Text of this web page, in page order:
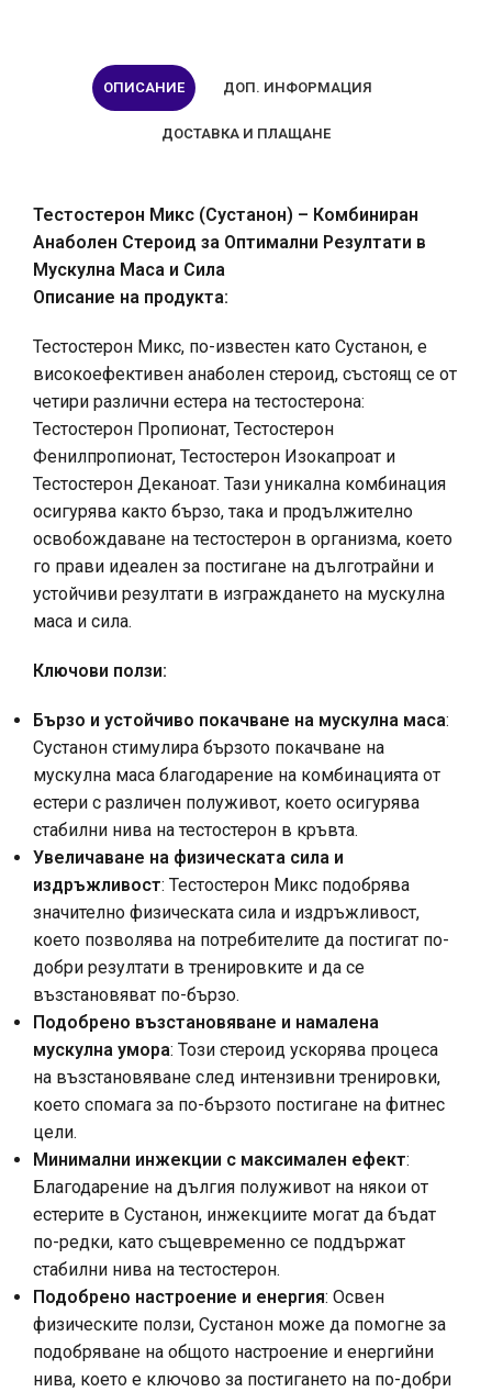
ОПИСАНИЕ ДОП. ИНФОРМАЦИЯ
ДОСТАВКА И ПЛАЩАНЕ
Тестостерон Микс (Сустанон) – Комбиниран
Анаболен Стероид за Оптимални Резултати в
Мускулна Масa и Сила
Описание на продукта:
Тестостерон Микс, по-известен като Сустанон, е
високоефективен анаболен стероид, състоящ се от
четири различни естера на тестостерона:
Тестостерон Пропионат, Тестостерон
Фенилпропионат, Тестостерон Изокапроат и
Тестостерон Деканоат. Тази уникална комбинация
осигурява както бързо, така и продължително
освобождаване на тестостерон в организма, което
го прави идеален за постигане на дълготрайни и
устойчиви резултати в изграждането на мускулна
маса и сила.
Ключови ползи:
Бързо и устойчиво покачване на мускулна маса:
Сустанон стимулира бързото покачване на
мускулна маса благодарение на комбинацията от
естери с различен полуживот, което осигурява
стабилни нива на тестостерон в кръвта.
Увеличаване на физическата сила и
издръжливост: Тестостерон Микс подобрява
значително физическата сила и издръжливост,
което позволява на потребителите да постигат по-
добри резултати в тренировките и да се
възстановяват по-бързо.
Подобрено възстановяване и намалена
мускулна умора: Този стероид ускорява процеса
на възстановяване след интензивни тренировки,
което спомага за по-бързото постигане на фитнес
цели.
Минимални инжекции с максимален ефект:
Благодарение на дългия полуживот на някои от
естерите в Сустанон, инжекциите могат да бъдат
по-редки, като същевременно се поддържат
стабилни нива на тестостерон.
Подобрено настроение и енергия: Освен
физическите ползи, Сустанон може да помогне за
подобряване на общото настроение и енергийни
нива, което е ключово за постигането на по-добри